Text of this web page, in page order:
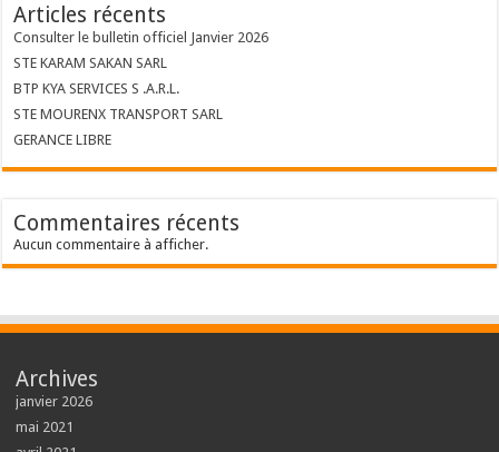
Articles récents
Consulter le bulletin officiel Janvier 2026
STE KARAM SAKAN SARL
BTP KYA SERVICES S .A.R.L.
STE MOURENX TRANSPORT SARL
GERANCE LIBRE
Commentaires récents
Aucun commentaire à afficher.
Archives
janvier 2026
mai 2021